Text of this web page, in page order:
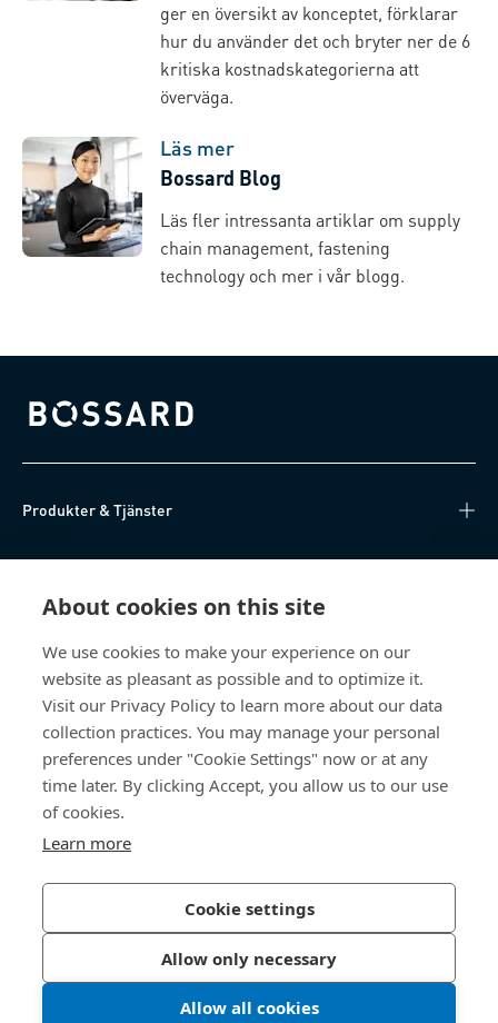
About cookies on this site
We use cookies to make your experience on our
website as pleasant as possible and to optimize it.
Visit our Privacy Policy to learn more about our data
collection practices. You may manage your personal
preferences under "Cookie Settings" now or at any
time later. By clicking Accept, you allow us to our use
of cookies.
Learn more
Cookie settings
Allow only necessary
Allow all cookies
ger en översikt av konceptet, förklarar
hur du använder det och bryter ner de 6
kritiska kostnadskategorierna att
överväga.
Läs mer
Bossard Blog
Läs fler intressanta artiklar om supply
chain management, fastening
technology och mer i vår blogg.
Bossard homepage
Produkter & Tjänster
Om oss
Bossard Sweden
Boplatsgatan 6B
213 76 Malmö